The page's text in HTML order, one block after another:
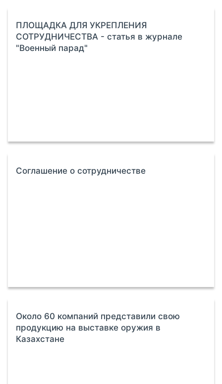
ПЛОЩАДКА ДЛЯ УКРЕПЛЕНИЯ
СОТРУДНИЧЕСТВА - статья в журнале
"Военный парад"
Соглашение о сотрудничестве
Около 60 компаний представили свою
продукцию на выставке оружия в
Казахстане